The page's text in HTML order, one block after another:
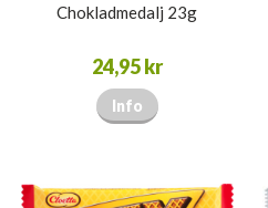
Chokladmedalj 23g
24,95 kr
Info